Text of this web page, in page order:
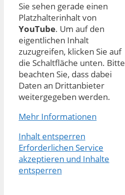
Sie sehen gerade einen
Platzhalterinhalt von
YouTube. Um auf den
eigentlichen Inhalt
zuzugreifen, klicken Sie auf
die Schaltfläche unten. Bitte
beachten Sie, dass dabei
Daten an Drittanbieter
weitergegeben werden.
Mehr Informationen
Inhalt entsperren
Erforderlichen Service
akzeptieren und Inhalte
entsperren